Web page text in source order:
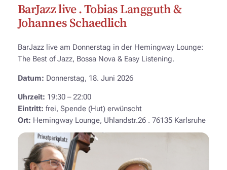
BarJazz live . Tobias Langguth &
Johannes Schaedlich
BarJazz live am Donnerstag in der Hemingway Lounge:
The Best of Jazz, Bossa Nova & Easy Listening.
Datum: Donnerstag, 18. Juni 2026
Uhrzeit: 19:30 – 22:00
Eintritt: frei, Spende (Hut) erwünscht
Ort: Hemingway Lounge, Uhlandstr.26 . 76135 Karlsruhe